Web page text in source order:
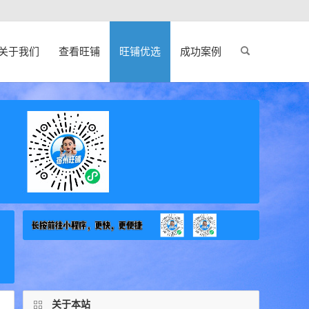
于我们 查看旺铺 旺铺优选 成功案例
关于本站